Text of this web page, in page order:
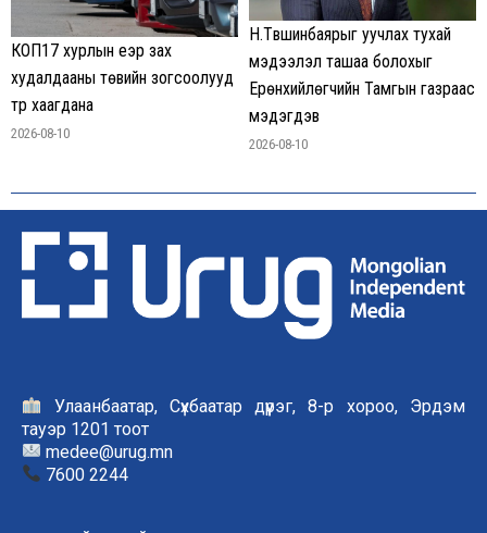
КОП17 хурлын үеэр зах
худалдааны төвийн зогсоолууд
түр хаагдана
2026-08-10
Н.Түвшинбаярыг уучлах тухай
мэдээлэл ташаа болохыг
Ерөнхийлөгчийн Тамгын газраас
мэдэгдэв
2026-08-10
Улаанбаатар, Сүхбаатар дүүрэг, 8-р хороо, Эрдэм
тауэр 1201 тоот
medee@urug.mn
7600 2244